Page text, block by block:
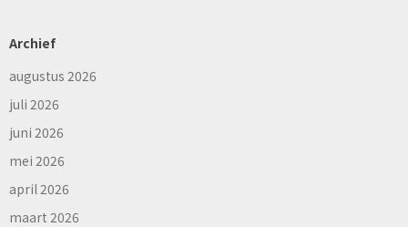
Archief
augustus 2026
juli 2026
juni 2026
mei 2026
april 2026
maart 2026